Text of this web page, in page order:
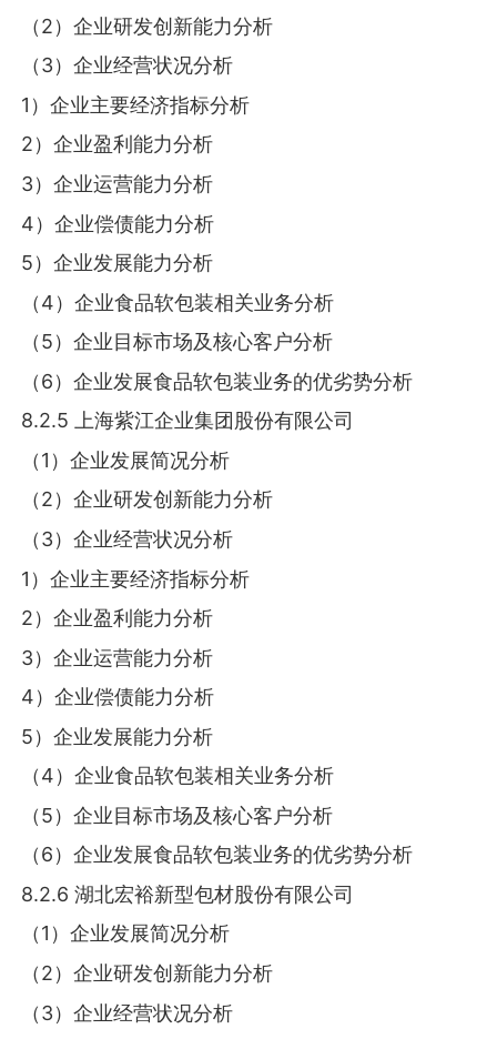
（2）企业研发创新能力分析
（3）企业经营状况分析
1）企业主要经济指标分析
2）企业盈利能力分析
3）企业运营能力分析
4）企业偿债能力分析
5）企业发展能力分析
（4）企业食品软包装相关业务分析
（5）企业目标市场及核心客户分析
（6）企业发展食品软包装业务的优劣势分析
8.2.5 上海紫江企业集团股份有限公司
（1）企业发展简况分析
（2）企业研发创新能力分析
（3）企业经营状况分析
1）企业主要经济指标分析
2）企业盈利能力分析
3）企业运营能力分析
4）企业偿债能力分析
5）企业发展能力分析
（4）企业食品软包装相关业务分析
（5）企业目标市场及核心客户分析
（6）企业发展食品软包装业务的优劣势分析
8.2.6 湖北宏裕新型包材股份有限公司
（1）企业发展简况分析
（2）企业研发创新能力分析
（3）企业经营状况分析